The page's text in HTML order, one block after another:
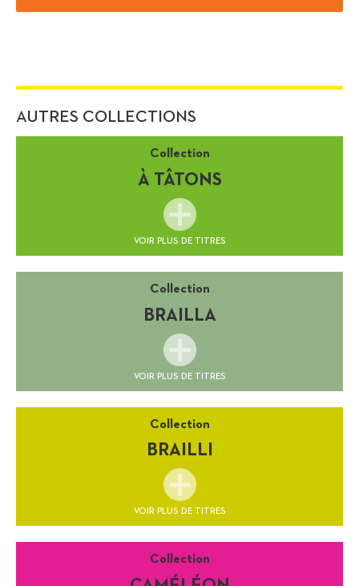
AUTRES COLLECTIONS
Collection
À TÂTONS
VOIR PLUS DE TITRES
Collection
BRAILLA
VOIR PLUS DE TITRES
Collection
BRAILLI
VOIR PLUS DE TITRES
Collection